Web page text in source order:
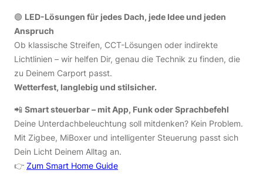
🟢 LED-Lösungen für jedes Dach, jede Idee und jeden
Anspruch
Ob klassische Streifen, CCT-Lösungen oder indirekte
Lichtlinien – wir helfen Dir, genau die Technik zu finden, die
zu Deinem Carport passt.
Wetterfest, langlebig und stilsicher.
📲 Smart steuerbar – mit App, Funk oder Sprachbefehl
Deine Unterdachbeleuchtung soll mitdenken? Kein Problem.
Mit Zigbee, MiBoxer und intelligenter Steuerung passt sich
Dein Licht Deinem Alltag an.
👉 Zum Smart Home Guide